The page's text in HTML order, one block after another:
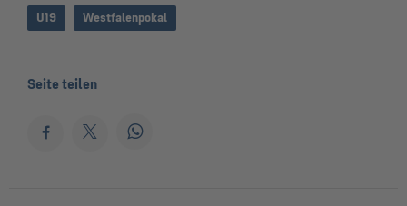
U19 Westfalenpokal
Seite teilen